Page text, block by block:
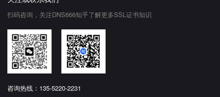
扫码咨询，关注DNS666知乎了解更多SSL证书知识
咨询热线：135-5220-2231